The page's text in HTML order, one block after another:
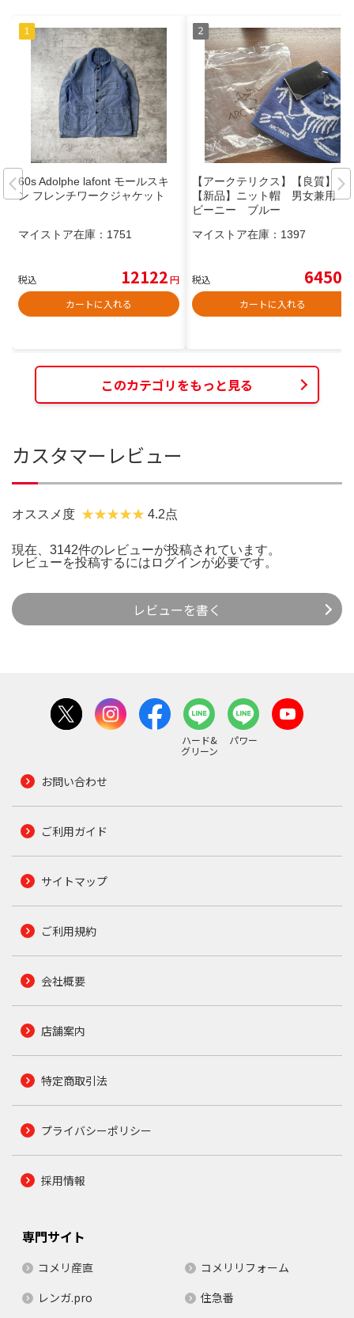
60s Adolphe lafont モールスキ
ン フレンチワークジャケット
マイストア在庫： 1751
税込 12122円
カートに入れる
【アークテリクス】【良質】
【新品】ニット帽 男女兼用
ビーニー ブルー
マイストア在庫： 1397
税込 6450
カートに入れる
このカテゴリをもっと見る
カスタマーレビュー
オススメ度 4.2点
現在、3142件のレビューが投稿されています。
レビューを投稿するには ログインが必要です。
レビューを書く
ハード&
グリーン
パワー
お問い合わせ
ご利用ガイド
サイトマップ
ご利用規約
会社概要
店舗案内
特定商取引法
プライバシーポリシー
採用情報
専門サイト
コメリ産直
コメリリフォーム
レンガ.pro
住急番